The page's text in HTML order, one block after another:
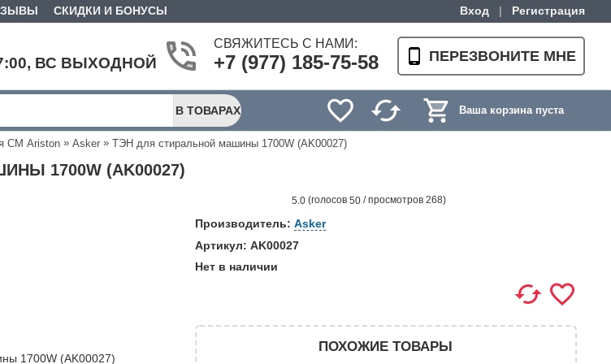
СКИДКИ И БОНУСЫ Вход | Регистрация
ВС ВЫХОДНОЙ
СВЯЖИТЕСЬ С НАМИ:
+7 (977) 185-75-58 ПЕРЕЗВОНИТЕ МНЕ
Ваша корзина пуста
В ТОВАРАХ
СМ Ariston » Asker » ТЭН для стиральной машины 1700W (AK00027)
1700W (AK00027)
5.0 (голосов 50 / просмотров 268)
Производитель: Asker
Артикул: AK00027
Нет в наличии
ПОХОЖИЕ ТОВАРЫ